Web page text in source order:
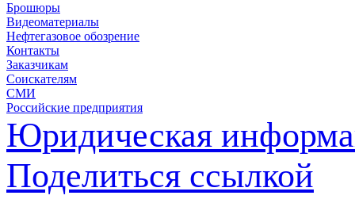
Брошюры
Видеоматериалы
Нефтегазовое обозрение
Контакты
Заказчикам
Соискателям
СМИ
Российские предприятия
Юридическая
Поделиться ссылкой